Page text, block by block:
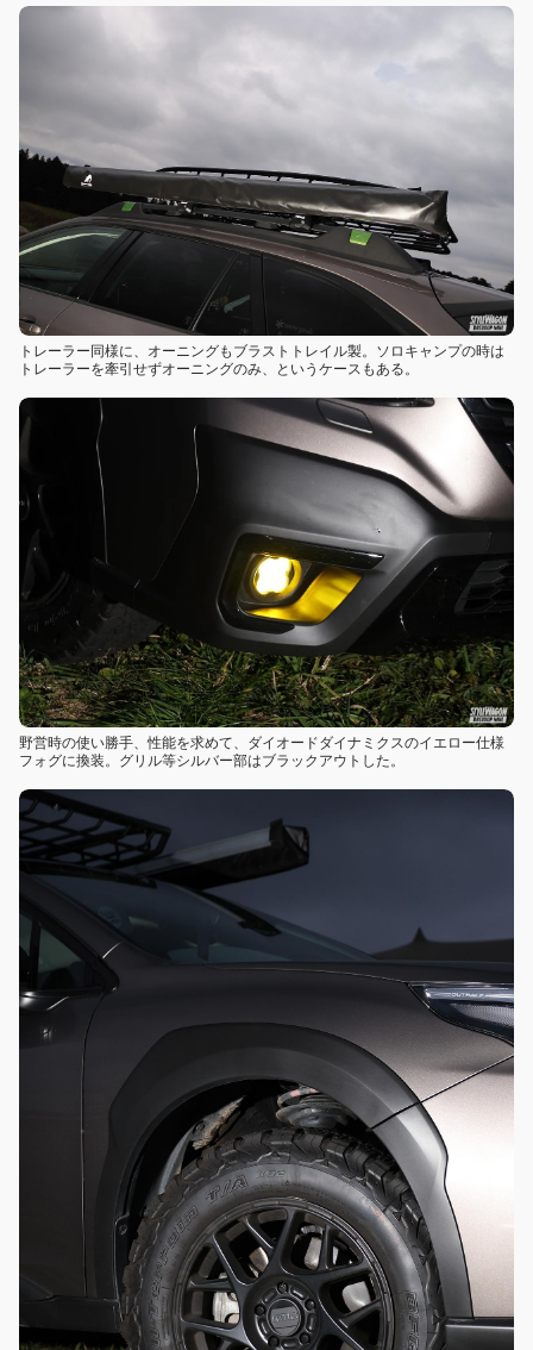
トレーラー同様に、オーニングもブラストトレイル製。ソロキャンプの時は
トレーラーを牽引せずオーニングのみ、というケースもある。
野営時の使い勝手、性能を求めて、ダイオードダイナミクスのイエロー仕様
フォグに換装。グリル等シルバー部はブラックアウトした。